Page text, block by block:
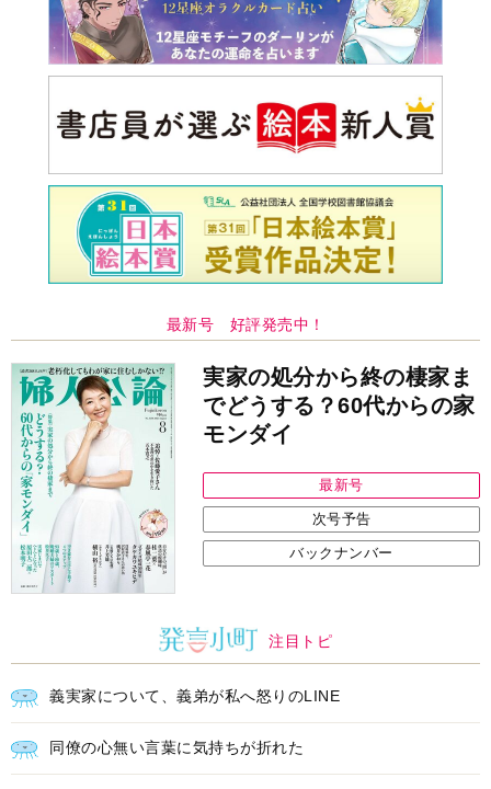
最新号 好評発売中！
実家の処分から終の棲家ま
でどうする？60代からの家
モンダイ
最新号
次号予告
バックナンバー
注目トピ
義実家について、義弟が私へ怒りのLINE
同僚の心無い言葉に気持ちが折れた